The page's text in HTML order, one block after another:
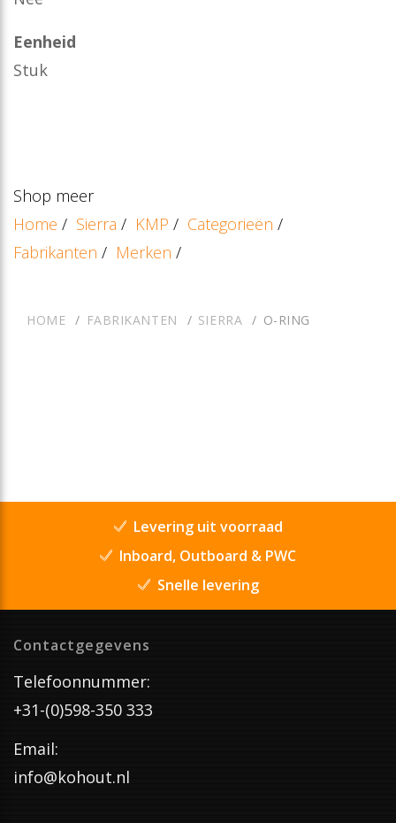
Eenheid
Stuk
Shop meer
Home / Sierra / KMP / Categorieën /
Fabrikanten / Merken /
HOME FABRIKANTEN SIERRA O-RING
Levering uit voorraad
Inboard, Outboard & PWC
Snelle levering
Contactgegevens
Telefoonnummer:
+31-(0)598-350 333
Email:
info@kohout.nl